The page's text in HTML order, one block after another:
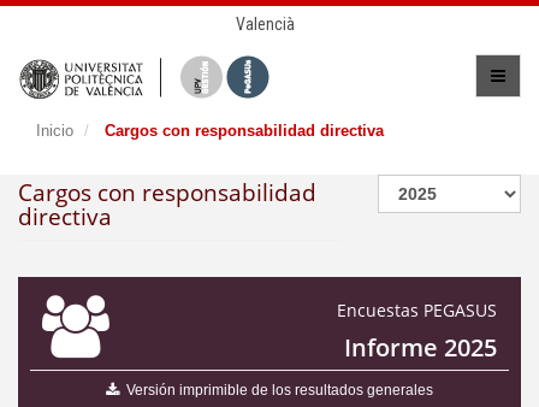
Valencià
Inicio Cargos con responsabilidad directiva
Cargos con responsabilidad
directiva
Encuestas PEGASUS
Informe 2025
Versión imprimible de los resultados generales